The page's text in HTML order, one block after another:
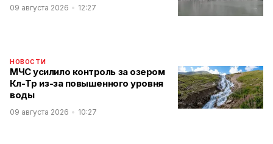
09 августа 2026 12:27
НОВОСТИ
МЧС усилило контроль за озером
Көл-Төр из-за повышенного уровня
воды
09 августа 2026 10:27